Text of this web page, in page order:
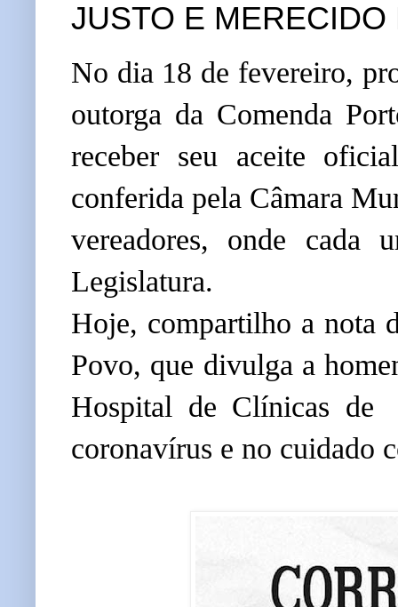
JUSTO E
No dia 18 de fevereiro,
outorga da Comenda
receber seu aceite
conferida pela Câmara
vereadores, onde cada
Legislatura.
Hoje, compartilho a nota
Povo, que divulga a
Hospital de Clínicas de
coronavírus e no cuidado